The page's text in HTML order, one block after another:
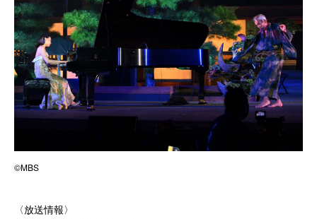
©MBS
〈放送情報〉